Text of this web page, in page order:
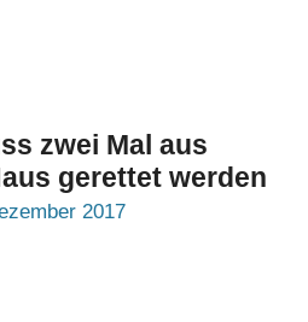
zwei Mal aus
gerettet werden
2017